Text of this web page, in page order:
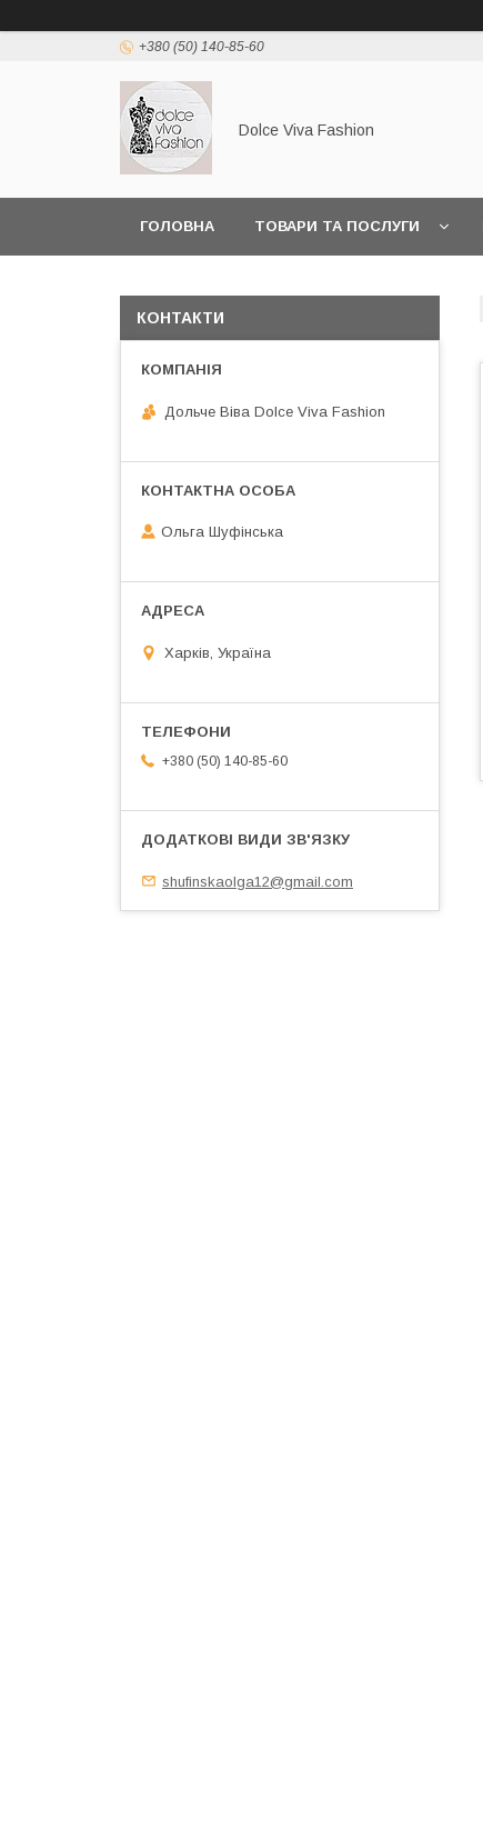
+380 (50) 140-85-60
Dolce Viva Fashion
ГОЛОВНА ТОВАРИ ТА ПОСЛУГИ
КОНТАКТИ
Дольче Віва Dolce Viva Fashion
Ольга Шуфінська
Харків, Україна
+380 (50) 140-85-60
shufinskaolga12@gmail.com